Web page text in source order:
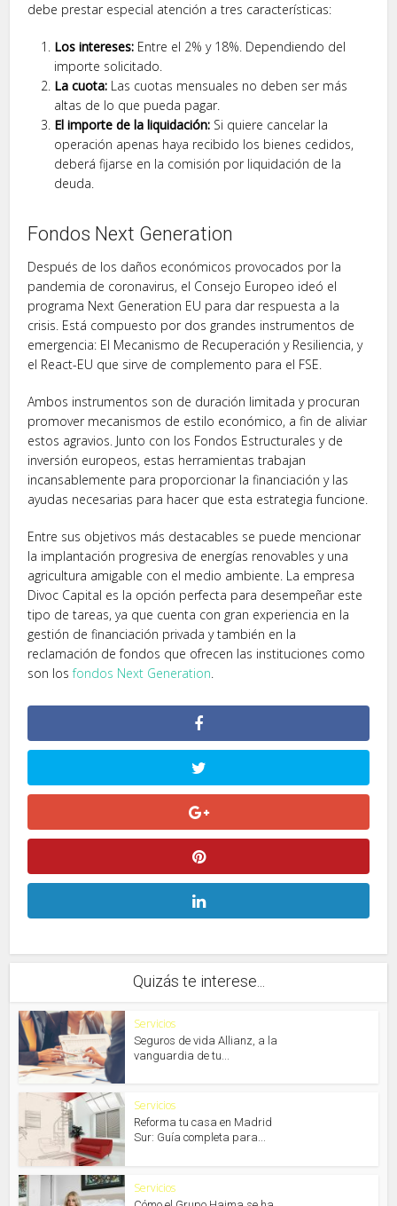
debe prestar especial atención a tres características:
Los intereses: Entre el 2% y 18%. Dependiendo del
importe solicitado.
La cuota: Las cuotas mensuales no deben ser más
altas de lo que pueda pagar.
El importe de la liquidación: Si quiere cancelar la
operación apenas haya recibido los bienes cedidos,
deberá fijarse en la comisión por liquidación de la
deuda.
Fondos Next Generation
Después de los daños económicos provocados por la
pandemia de coronavirus, el Consejo Europeo ideó el
programa Next Generation EU para dar respuesta a la
crisis. Está compuesto por dos grandes instrumentos de
emergencia: El Mecanismo de Recuperación y Resiliencia, y
el React-EU que sirve de complemento para el FSE.
Ambos instrumentos son de duración limitada y procuran
promover mecanismos de estilo económico, a fin de aliviar
estos agravios. Junto con los Fondos Estructurales y de
inversión europeos, estas herramientas trabajan
incansablemente para proporcionar la financiación y las
ayudas necesarias para hacer que esta estrategia funcione.
Entre sus objetivos más destacables se puede mencionar
la implantación progresiva de energías renovables y una
agricultura amigable con el medio ambiente. La empresa
Divoc Capital es la opción perfecta para desempeñar este
tipo de tareas, ya que cuenta con gran experiencia en la
gestión de financiación privada y también en la
reclamación de fondos que ofrecen las instituciones como
son losfondos Next Generation
Quizás te interese...
Servicios
Seguros de vida Allianz, a la
vanguardia de tu...
Servicios
Reforma tu casa en Madrid
Sur: Guía completa para...
Servicios